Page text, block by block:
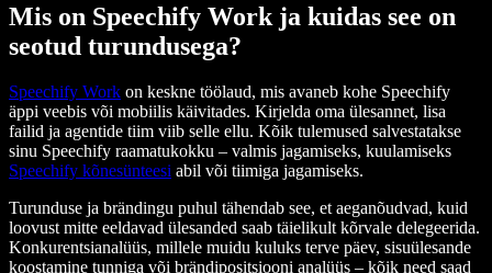
Mis on Speechify Work ja kuidas see on
seotud turundusega?
Speechify Work on keskne töölaud, mis avaneb kohe Speechify
äppi veebis või mobiilis käivitades. Kirjelda oma ülesannet, lisa
failid ja agentide tiim viib selle ellu. Kõik tulemused salvestatakse
sinu Speechify raamatukokku – valmis jagamiseks, kuulamiseks
Speechify kõnesünteesi abil või tiimiga jagamiseks.
Turunduse ja brändingu puhul tähendab see, et aeganõudvad, kuid
loovust mitte eeldavad ülesanded saab täielikult kõrvale delegeerida.
Konkurentsianalüüs, millele muidu kuluks terve päev, sisuülesande
koostamine tunniga või brändipositsiooni analüüs – kõik need saad